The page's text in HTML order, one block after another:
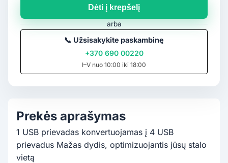
Dėti į krepšelį
arba
📞 Užsisakykite paskambinę
+370 690 00220
I–V nuo 10:00 iki 18:00
Prekės aprašymas
1 USB prievadas konvertuojamas į 4 USB
prievadus Mažas dydis, optimizuojantis jūsų stalo
vietą